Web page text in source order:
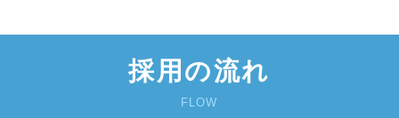
採用の流れ
FLOW